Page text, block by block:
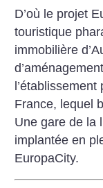
D’où le projet
touristique
immobilière
l’établissement
France, lequel
Une gare de la
implantée en
EuropaCity.